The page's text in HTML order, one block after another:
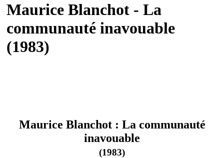
Maurice Blanchot - La
communauté inavouable
(1983)
Maurice Blanchot : La communauté
inavouable
(1983)